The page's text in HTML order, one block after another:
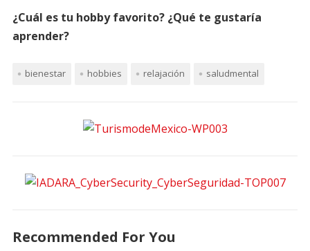
¿Cuál es tu hobby favorito? ¿Qué te gustaría
aprender?
bienestar hobbies relajación saludmental
Recommended For You